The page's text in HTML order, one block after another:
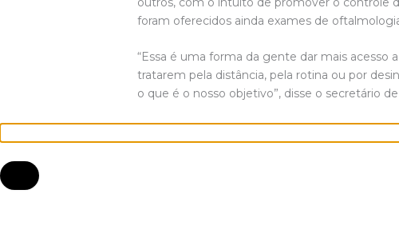
foram oferecidos ainda exames de
“Essa é uma forma da gente dar mais acesso
tratarem pela distância, pela rotina ou por
o que é o nosso objetivo”, disse o secretário